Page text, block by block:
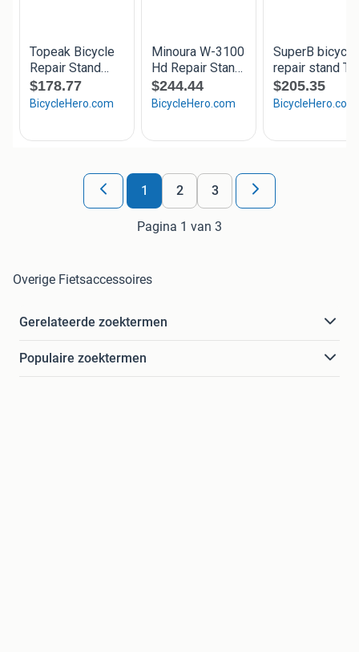
1 2 3
Pagina 1 van 3
Overige Fietsaccessoires
Gerelateerde zoektermen
Populaire zoektermen